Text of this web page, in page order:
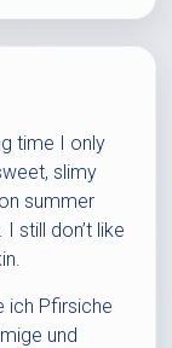
time I only
slimy
summer
still don’t like
ich Pfirsiche
und